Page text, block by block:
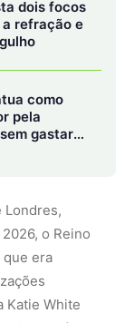
Katie White
Botânicos
compromisso
teve
sobre a
e